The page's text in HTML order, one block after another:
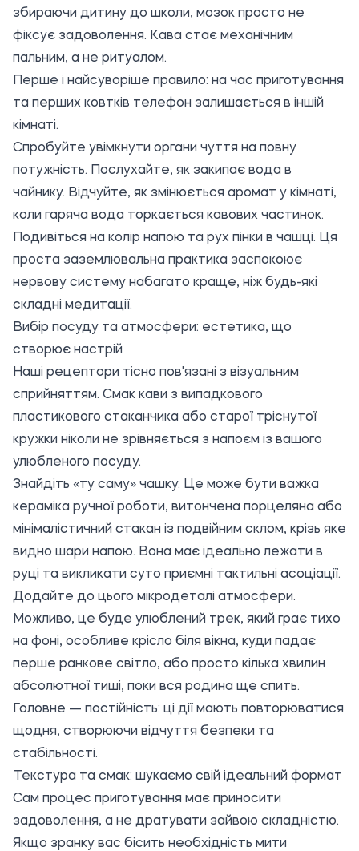
збираючи дитину до школи, мозок просто не
фіксує задоволення. Кава стає механічним
пальним, а не ритуалом.
Перше і найсуворіше правило: на час приготування
та перших ковтків телефон залишається в іншій
кімнаті.
Спробуйте увімкнути органи чуття на повну
потужність. Послухайте, як закипає вода в
чайнику. Відчуйте, як змінюється аромат у кімнаті,
коли гаряча вода торкається кавових частинок.
Подивіться на колір напою та рух пінки в чашці. Ця
проста заземлювальна практика заспокоює
нервову систему набагато краще, ніж будь-які
складні медитації.
Вибір посуду та атмосфери: естетика, що
створює настрій
Наші рецептори тісно пов'язані з візуальним
сприйняттям. Смак кави з випадкового
пластикового стаканчика або старої тріснутої
кружки ніколи не зрівняється з напоєм із вашого
улюбленого посуду.
Знайдіть «ту саму» чашку. Це може бути важка
кераміка ручної роботи, витончена порцеляна або
мінімалістичний стакан із подвійним склом, крізь яке
видно шари напою. Вона має ідеально лежати в
руці та викликати суто приємні тактильні асоціації.
Додайте до цього мікродеталі атмосфери.
Можливо, це буде улюблений трек, який грає тихо
на фоні, особливе крісло біля вікна, куди падає
перше ранкове світло, або просто кілька хвилин
абсолютної тиші, поки вся родина ще спить.
Головне — постійність: ці дії мають повторюватися
щодня, створюючи відчуття безпеки та
стабільності.
Текстура та смак: шукаємо свій ідеальний формат
Сам процес приготування має приносити
задоволення, а не дратувати зайвою складністю.
Якщо зранку вас бісить необхідність мити